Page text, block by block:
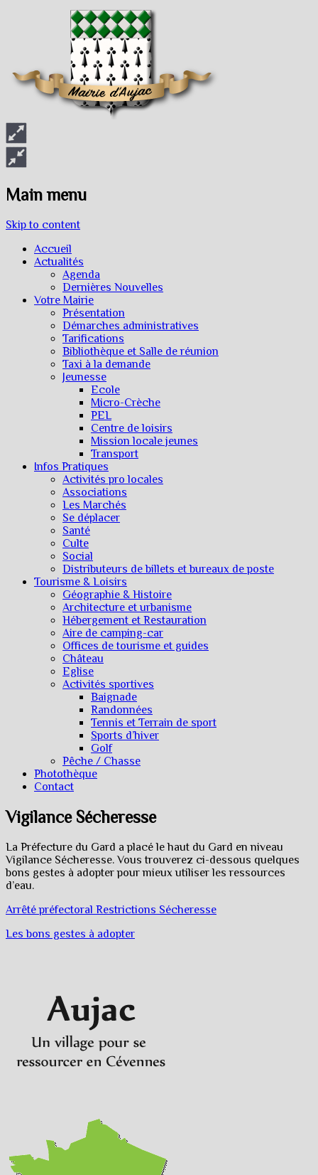
Main menu
Skip to content
Accueil
Actualités
Agenda
Dernières Nouvelles
Votre Mairie
Présentation
Démarches administratives
Tarifications
Bibliothèque et Salle de réunion
Taxi à la demande
Jeunesse
Ecole
Micro-Crèche
PEL
Centre de loisirs
Mission locale jeunes
Transport
Infos Pratiques
Activités pro locales
Associations
Les Marchés
Se déplacer
Santé
Culte
Social
Distributeurs de billets et bureaux de poste
Tourisme & Loisirs
Géographie & Histoire
Architecture et urbanisme
Hébergement et Restauration
Aire de camping-car
Offices de tourisme et guides
Château
Eglise
Activités sportives
Baignade
Randonnées
Tennis et Terrain de sport
Sports d’hiver
Golf
Pêche / Chasse
Photothèque
Contact
Vigilance Sécheresse
La Préfecture du Gard a placé le haut du Gard en niveau
Vigilance Sécheresse. Vous trouverez ci-dessous quelques
bons gestes à adopter pour mieux utiliser les ressources
d’eau.
Arrêté préfectoral Restrictions Sécheresse
Les bons gestes à adopter